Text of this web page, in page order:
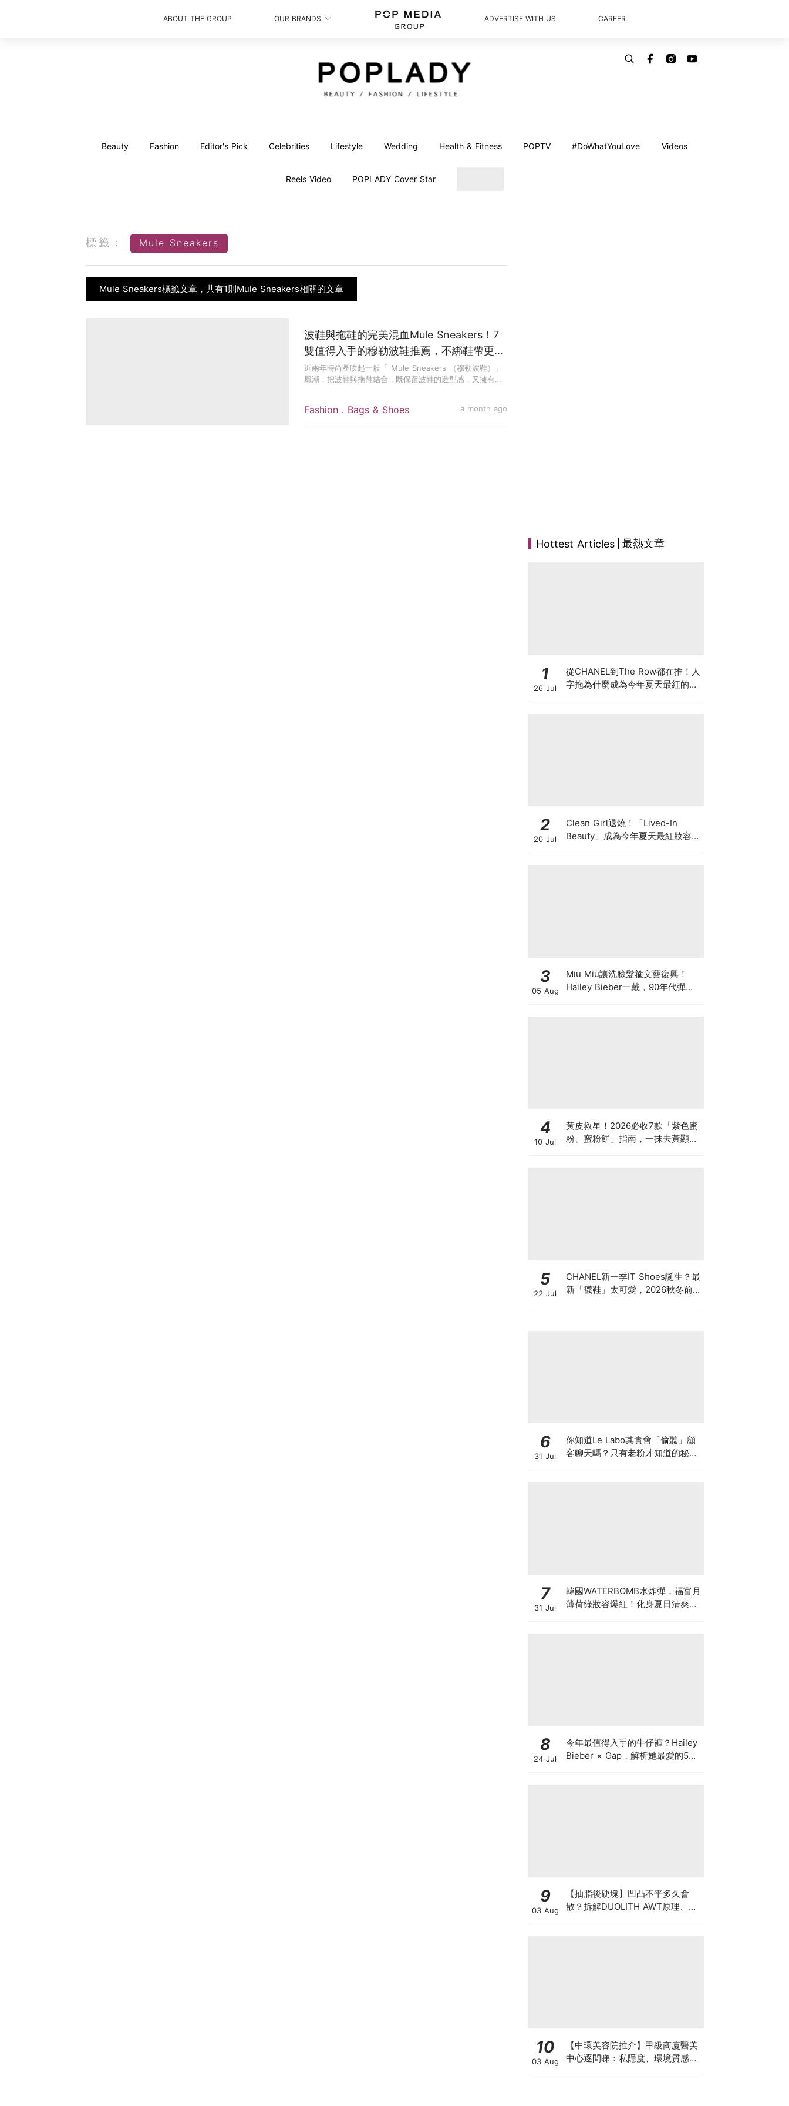
ABOUT THE GROUP OUR BRANDS ADVERTISE WITH US CAREER
Beauty Fashion Editor's Pick Celebrities Lifestyle Wedding Health & Fitness POPTV #DoWhatYouLove Videos
Reels Video POPLADY Cover Star
標籤： Mule Sneakers
Mule Sneakers標籤文章，共有1則Mule Sneakers相關的文章
Fashion．Bags & Shoes a month ago
波鞋與拖鞋的完美混血Mule Sneakers！7
雙值得入手的穆勒波鞋推薦，不綁鞋帶更時
髦
近兩年時尚圈吹起一股「 Mule Sneakers （穆勒波鞋）」
風潮，把波鞋與拖鞋結合，既保留波鞋的造型感，又擁有一
Hottest Articles 最熱文章
1
26 Jul
從CHANEL到The Row都在推！人
字拖為什麼成為今年夏天最紅的
2
20 Jul
Clean Girl退燒！「Lived-In
Beauty」成為今年夏天最紅妝容，
3
05 Aug
Miu Miu讓洗臉髮箍文藝復興！
Hailey Bieber一戴，90年代彈簧
4
10 Jul
黃皮救星！2026必收7款「紫色蜜
粉、蜜粉餅」指南，一抹去黃顯
5
22 Jul
CHANEL新一季IT Shoes誕生？最
新「襪鞋」太可愛，2026秋冬前
6
31 Jul
你知道Le Labo其實會「偷聽」顧
客聊天嗎？只有老粉才知道的秘密
7
31 Jul
韓國WATERBOMB水炸彈，福富月
薄荷綠妝容爆紅！化身夏日清爽
8
24 Jul
今年最值得入手的牛仔褲？Hailey
Bieber × Gap，解析她最愛的5種
9
03 Aug
【抽脂後硬塊】凹凸不平多久會
散？拆解DUOLITH AWT原理、按
10
03 Aug
【中環美容院推介】甲級商廈醫美
中心逐間睇：私隱度、環境質感、